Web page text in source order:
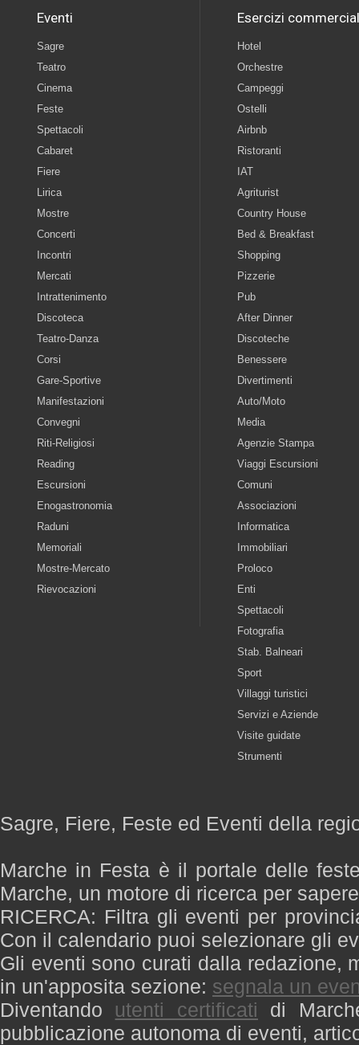
Eventi
Sagre
Teatro
Cinema
Feste
Spettacoli
Cabaret
Fiere
Lirica
Mostre
Concerti
Incontri
Mercati
Intrattenimento
Discoteca
Teatro-Danza
Corsi
Gare-Sportive
Manifestazioni
Convegni
Riti-Religiosi
Reading
Escursioni
Enogastronomia
Raduni
Memoriali
Mostre-Mercato
Rievocazioni
Esercizi
Hotel
Orchestre
Campeggi
Ostelli
Airbnb
Ristoranti
IAT
Agriturist
Country House
Bed & Breakfast
Shopping
Pizzerie
Pub
After Dinner
Discoteche
Benessere
Divertimenti
Auto/Moto
Media
Agenzie Stampa
Viaggi Escursioni
Comuni
Associazioni
Informatica
Immobiliari
Proloco
Enti
Spettacoli
Fotografia
Stab. Balneari
Sport
Villaggi turistici
Servizi e Aziende
Visite guidate
Strumenti
Sagre, Fiere, Feste ed Eventi della
Marche in Festa è il portale delle
Marche, un motore di ricerca per
RICERCA: Filtra gli eventi per
Con il calendario puoi selezionare gli
Gli eventi sono curati dalla redazione,
in un'apposita sezione: segnala un
Diventando utenti certificati di
pubblicazione autonoma di eventi,